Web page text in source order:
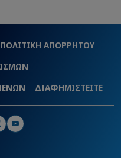
ΠΟΛΙΤΙΚΗ ΑΠΟΡΡΗΤΟΥ
ΔΙΑΦΗΜΙΣΤΕΙΤΕ